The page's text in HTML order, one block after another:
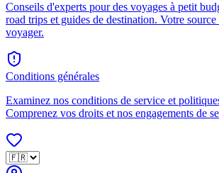
Conseils d'experts pour des voyages à petit
road trips et guides de destination. Votre
voyager.
Conditions générales
Examinez nos conditions de service et
Comprenez vos droits et nos engagements de